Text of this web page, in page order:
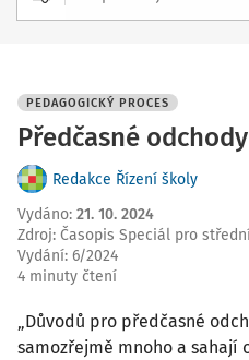
PEDAGOGICKÝ PROCES
Předčasné
Redakce Řízení školy
Vydáno: 21. 10. 2024
Zdroj: Časopis Speciál pro
Vydání: 6/2024
4 minuty čtení
„Důvodů pro předčasné
samozřejmě mnoho a